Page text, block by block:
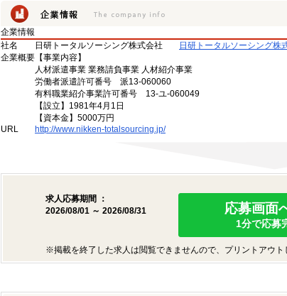
企業情報
社名
日研トータルソーシング株式会社
日研トータルソーシング株
企業概要 【事業内容】
人材派遣事業 業務請負事業 人材紹介事業
労働者派遣許可番号 派13-060060
有料職業紹介事業許可番号 13-ユ-060049
【設立】1981年4月1日
【資本金】5000万円
URL
http://www.nikken-totalsourcing.jp/
求人応募期間 ：
2026/08/01 ～ 2026/08/31
応募画面
1分で応募
※掲載を終了した求人は閲覧できませんので、プリントアウト